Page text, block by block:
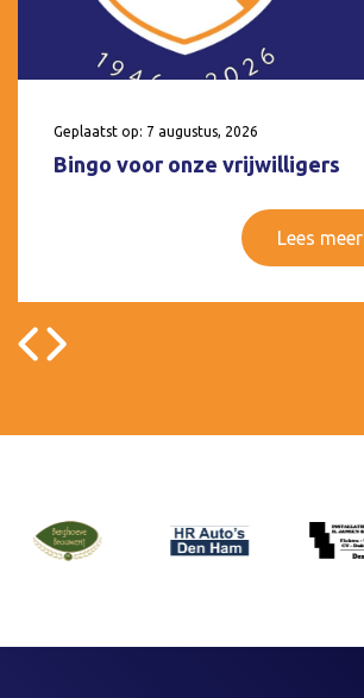
Geplaatst op: 7 augustus, 2026
Bingo voor onze vrijwilligers
Lees meer